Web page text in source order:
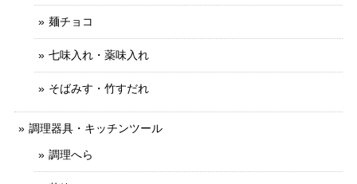
麺チョコ
七味入れ・薬味入れ
そばみす・竹すだれ
調理器具・キッチンツール
調理へら